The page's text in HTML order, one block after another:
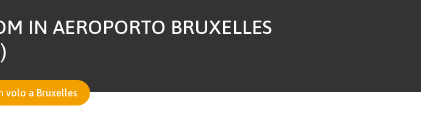
IN AEROPORTO BRUXELLES
volo a Bruxelles